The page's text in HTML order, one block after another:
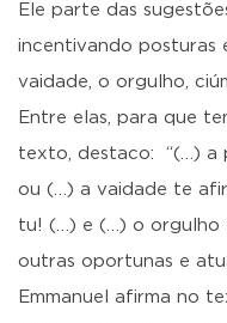
Ele parte das
incentivando posturas
vaidade, o orgulho,
Entre elas, para que
texto, destaco: “(…) a
ou (…) a vaidade te
tu! (…) e (…) o orgulho
outras oportunas e
Emmanuel afirma no